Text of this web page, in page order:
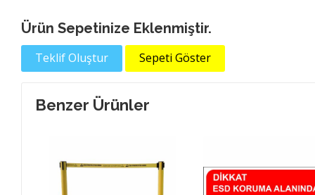
Ürün Sepetinize Eklenmiştir.
Teklif Oluştur Sepeti Göster
Benzer Ürünler